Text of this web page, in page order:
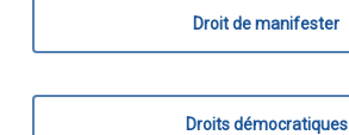
Droit de manifester
Droits démocratiques